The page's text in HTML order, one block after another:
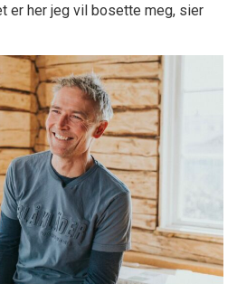
er her jeg vil bosette meg, sier